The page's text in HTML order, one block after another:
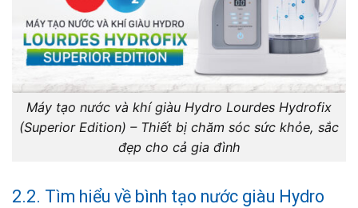
Máy tạo nước và khí giàu Hydro Lourdes Hydrofix
(Superior Edition) – Thiết bị chăm sóc sức khỏe, sắc
đẹp cho cả gia đình
2.2. Tìm hiểu về bình tạo nước giàu Hydro